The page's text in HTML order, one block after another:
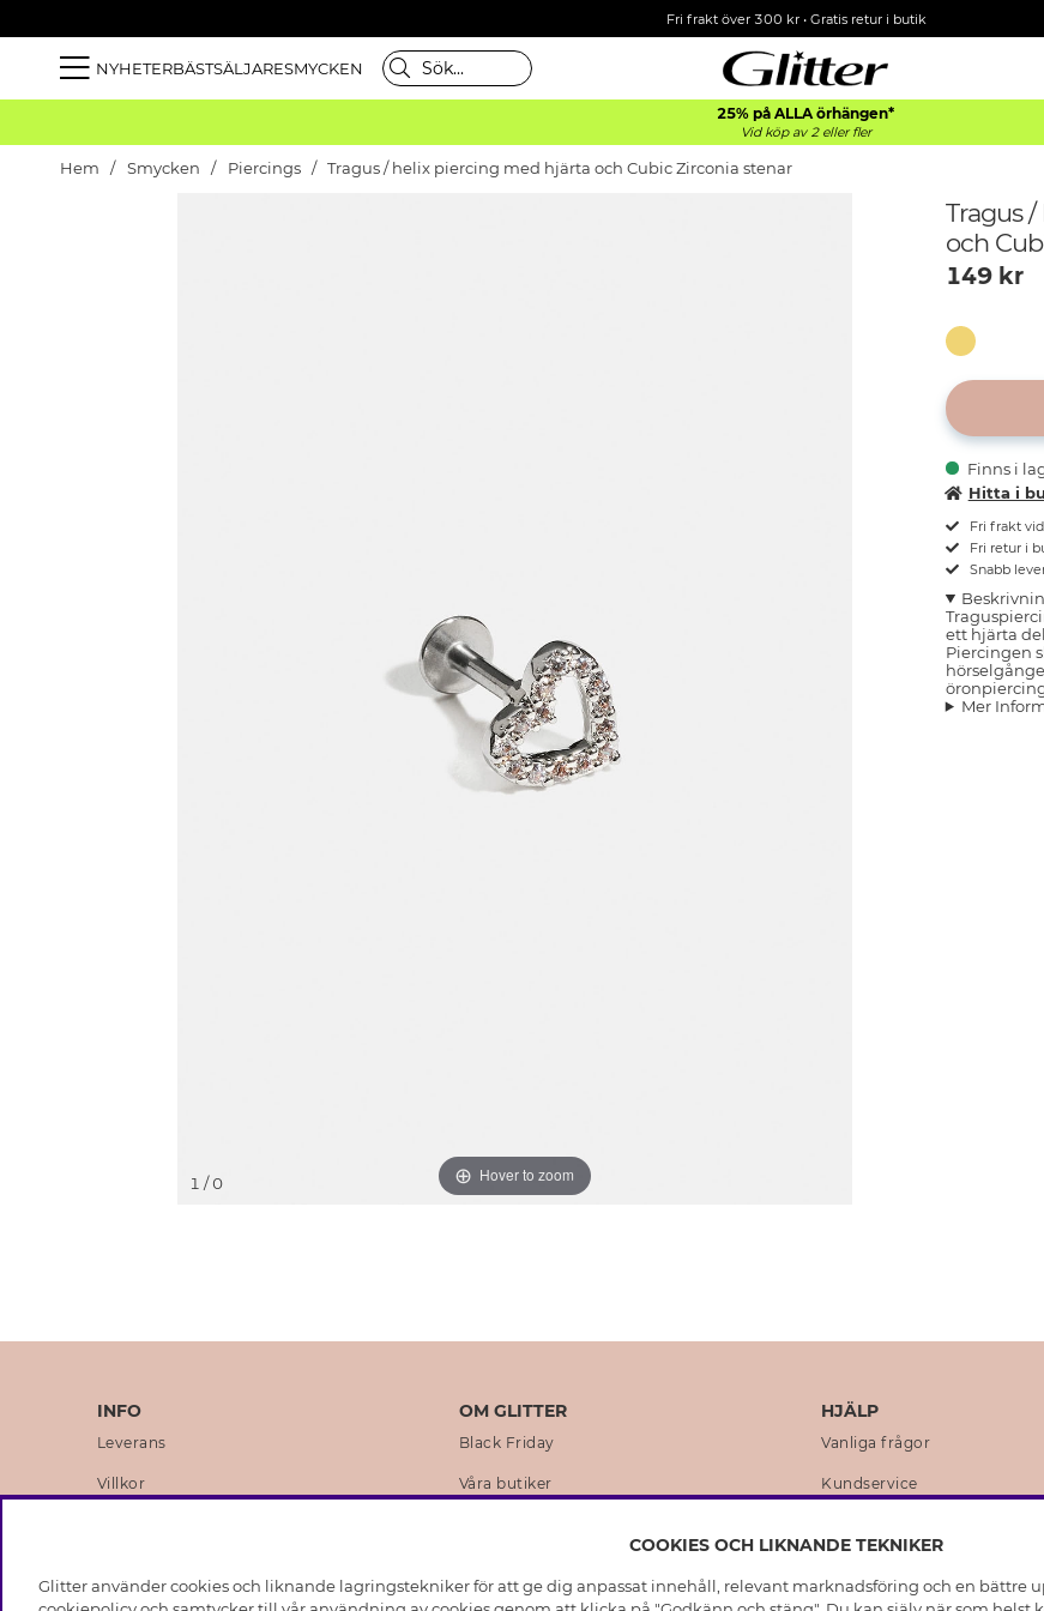
Fri frakt över 300 kr• Gratis retur i butik
NYHETERBÄSTSÄLJARESMYCKEN
25% på ALLA örhängen*
Vid köp av 2 eller fler
Hem Smycken Piercings Tragus / helix piercing med hjärta och Cubic Zirconia stenar
Hover to zoom
1 / 0
Tragus
och
149kr
Finns i
Hitta i
Fri frakt
Fri retur i
Snabb
ett hjärta
Piercingen
Mer
INFO
Leverans
Villkor
Medlemsvillkor
OM GLITTER
Black Friday
Våra butiker
Hållbarhet
HJÄLP
Vanliga frågor
Kundservice
Skötselråd skinnhandskar
COOKIES OCH LIKNANDE TEKNIKER
Glitter använder cookies och liknande lagringstekniker för att ge dig anpassat innehåll, relevant marknadsföring och en bättre